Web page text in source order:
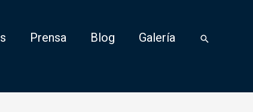
Prensa Blog Galería Buscar